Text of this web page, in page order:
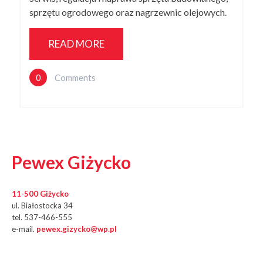
sprzętu ogrodowego oraz nagrzewnic olejowych.
READ MORE
0 Comments
Pewex Giżycko
11-500 Giżycko
ul. Białostocka 34
tel. 537-466-555
e-mail. pewex.gizycko@wp.pl